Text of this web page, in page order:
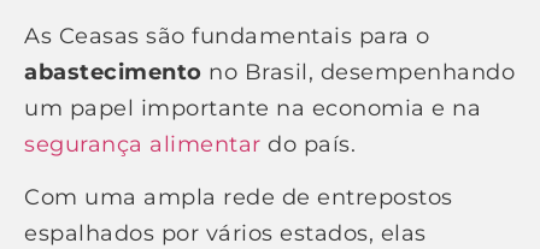
As Ceasas são fundamentais para o
abastecimento no Brasil, desempenhando
um papel importante na economia e na
segurança alimentar do país.
Com uma ampla rede de entrepostos
espalhados por vários estados, elas